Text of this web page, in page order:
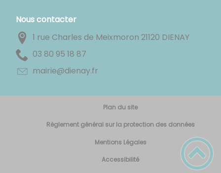
Nous contacter
1 rue Charles de Meixmoron 21120 DIENAY
78 81 59 08 30
rf.yaneid@eiriam
Plan du site
Règlement général sur la protection des données
Mentions Légales
Accessibilité